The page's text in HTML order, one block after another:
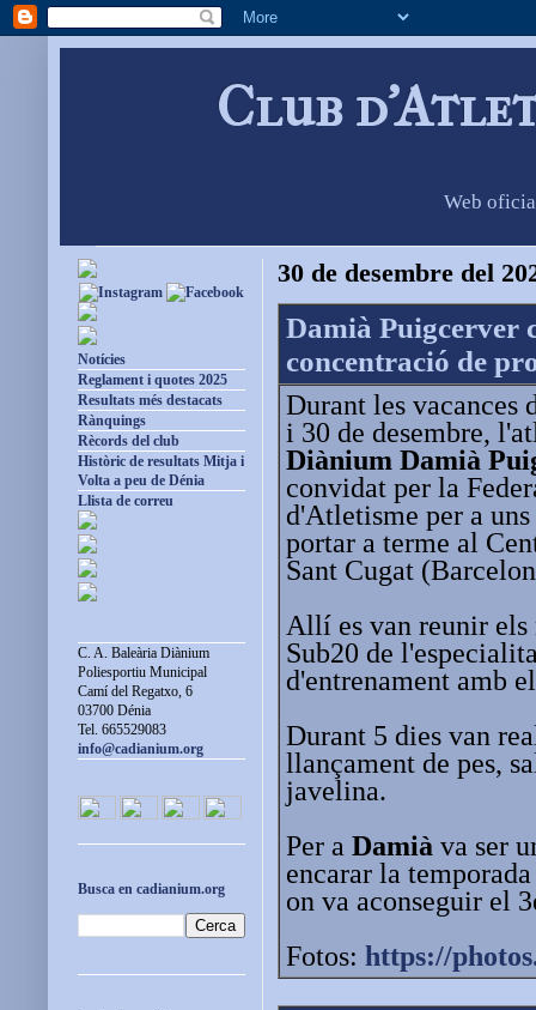
Club
Web
30 de desembre del
Damià Puigcerver
concentració de
Durant les vacances
i 30 de desembre,
Diànium Damià
convidat per la
d'Atletisme per a
portar a terme al
Sant Cugat
Allí es van reunir
Sub20 de
d'entrenament amb
Durant 5 dies van
llançament de pes,
javelina.
Per a Damià va ser
encarar la
on va aconseguir el
Fotos: https://
Notícies
Reglament i quotes 2025
Resultats més destacats
Rànquings
Rècords del club
Històric de resultats Mitja i
Volta a peu de Dénia
Llista de correu
C. A. Baleària Diànium
Poliesportiu Municipal
Camí del Regatxo, 6
03700 Dénia
Tel. 665529083
info@cadianium.org
Busca en cadianium.org